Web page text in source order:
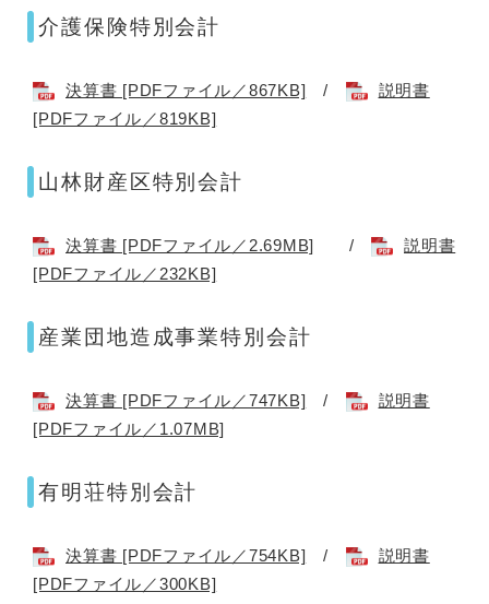
介護保険特別会計
決算書 [PDFファイル／867KB] /
説明書
[PDFファイル／819KB]
山林財産区特別会計
決算書 [PDFファイル／2.69MB] /
説明書
[PDFファイル／232KB]
産業団地造成事業特別会計
決算書 [PDFファイル／747KB] /
説明書
[PDFファイル／1.07MB]
有明荘特別会計
決算書 [PDFファイル／754KB] /
説明書
[PDFファイル／300KB]